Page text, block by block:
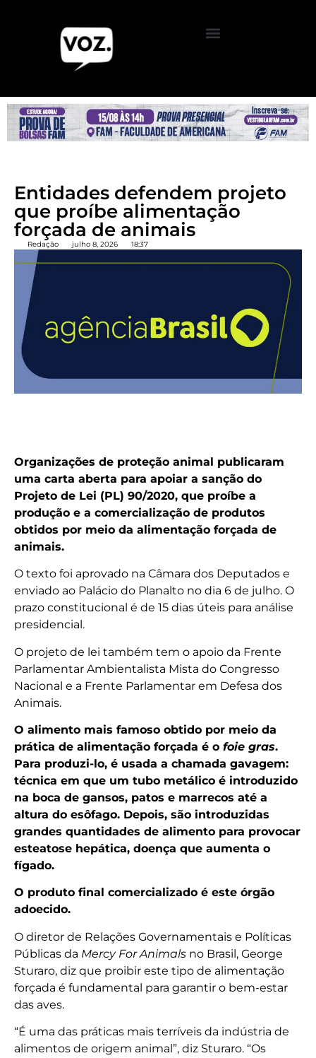
Entidades defendem projeto
que proíbe alimentação
forçada de animais
Redação julho 8, 2026 18:37
Organizações de proteção animal publicaram
uma carta aberta para apoiar a sanção do
Projeto de Lei (PL) 90/2020, que proíbe a
produção e a comercialização de produtos
obtidos por meio da alimentação forçada de
animais.
O texto foi aprovado na Câmara dos Deputados e
enviado ao Palácio do Planalto no dia 6 de julho. O
prazo constitucional é de 15 dias úteis para análise
presidencial.
O projeto de lei também tem o apoio da Frente
Parlamentar Ambientalista Mista do Congresso
Nacional e a Frente Parlamentar em Defesa dos
Animais.
O alimento mais famoso obtido por meio da
prática de alimentação forçada é o foie gras.
Para produzi-lo, é usada a chamada gavagem:
técnica em que um tubo metálico é introduzido
na boca de gansos, patos e marrecos até a
altura do esôfago. Depois, são introduzidas
grandes quantidades de alimento para provocar
esteatose hepática, doença que aumenta o
fígado.
O produto final comercializado é este órgão
adoecido.
O diretor de Relações Governamentais e Políticas
Públicas da Mercy For Animals no Brasil, George
Sturaro, diz que proibir este tipo de alimentação
forçada é fundamental para garantir o bem-estar
das aves.
“É uma das práticas mais terríveis da indústria de
alimentos de origem animal”, diz Sturaro. “Os